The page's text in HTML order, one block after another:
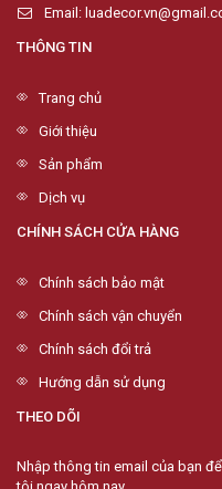
Email:
THÔNG TIN
Trang chủ
Giới thiệu
Sản phẩm
Dịch vụ
CHÍNH SÁCH CỬA HÀNG
Chính sách bảo mật
Chính sách vận chuyển
Chính sách đổi trả
Hướng dẫn sử dụng
THEO DÕI
Nhập thông tin email của bạn